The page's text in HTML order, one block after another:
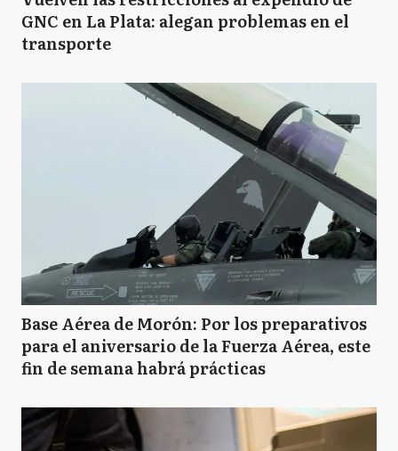
GNC en La Plata: alegan problemas en el
transporte
Base Aérea de Morón: Por los preparativos
para el aniversario de la Fuerza Aérea, este
fin de semana habrá prácticas